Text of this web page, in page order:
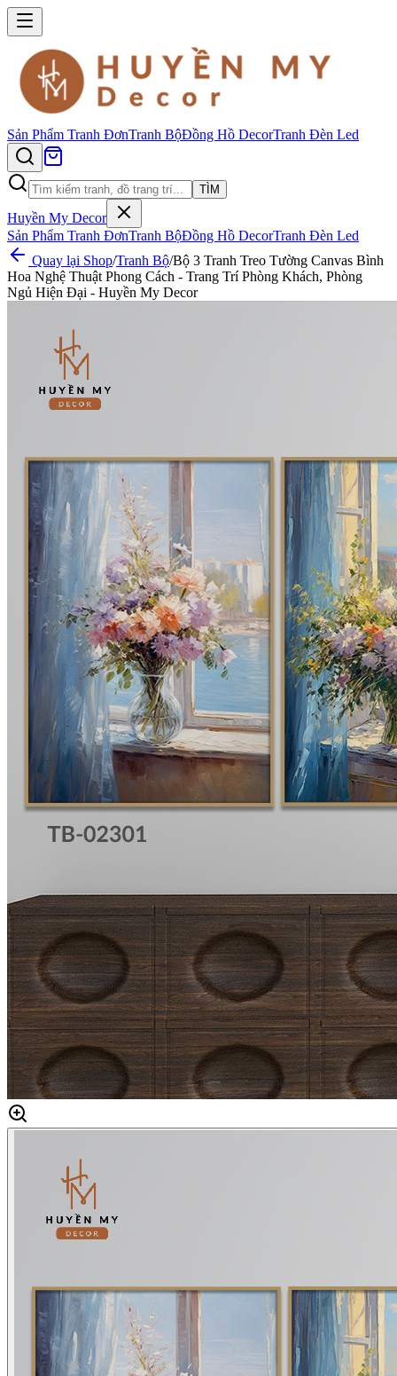
Sản Phẩm Tranh ĐơnTranh BộĐồng Hồ DecorTranh Đèn Led
TÌM
Huyền My Decor
Sản Phẩm Tranh ĐơnTranh BộĐồng Hồ DecorTranh Đèn Led
Quay lại Shop/Tranh Bộ/Bộ 3 Tranh Treo Tường Canvas Bình
Hoa Nghệ Thuật Phong Cách - Trang Trí Phòng Khách, Phòng
Ngủ Hiện Đại - Huyền My Decor